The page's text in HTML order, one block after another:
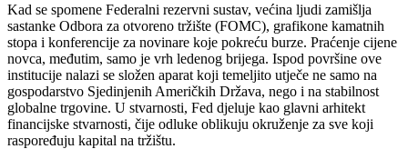
Kad se spomene Federalni rezervni sustav, većina ljudi zamišlja
sastanke Odbora za otvoreno tržište (FOMC), grafikone kamatnih
stopa i konferencije za novinare koje pokreću burze. Praćenje cijene
novca, međutim, samo je vrh ledenog brijega. Ispod površine ove
institucije nalazi se složen aparat koji temeljito utječe ne samo na
gospodarstvo Sjedinjenih Američkih Država, nego i na stabilnost
globalne trgovine. U stvarnosti, Fed djeluje kao glavni arhitekt
financijske stvarnosti, čije odluke oblikuju okruženje za sve koji
raspoređuju kapital na tržištu.